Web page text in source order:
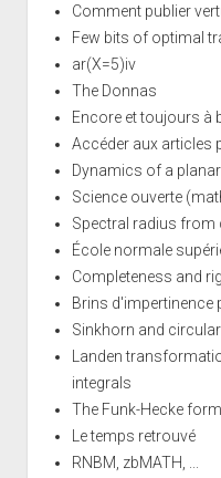
Comment publier
Few bits of optimal
ar(X=5)iv
The Donnas
Encore et toujours à
Accéder aux articles
Dynamics of a
Science ouverte
Spectral radius from
École normale
Completeness and
Brins d'impertinence
Sinkhorn and
Landen
integrals
The Funk-Hecke
Le temps retrouvé
RNBM, zbMATH, ...